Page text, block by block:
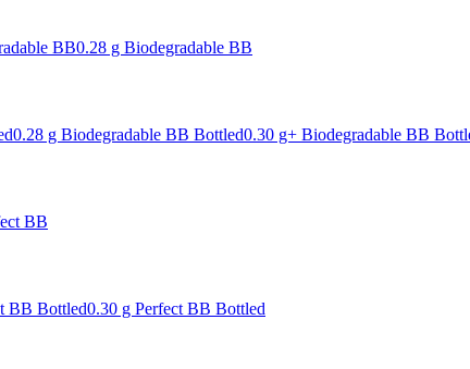
BB0.28 g Biodegradable BB
0.28 g Biodegradable BB Bottled0.30 g+ Biodegradable BB
BB
BB Bottled0.30 g Perfect BB Bottled